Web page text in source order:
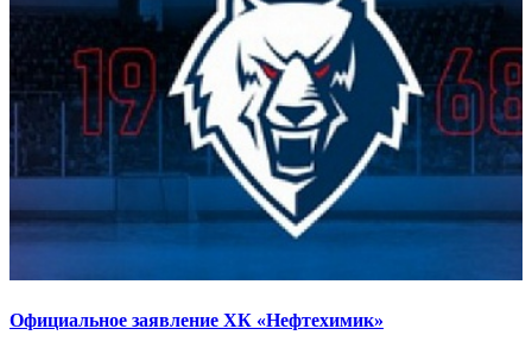
Официальное заявление ХК «Нефтехимик»